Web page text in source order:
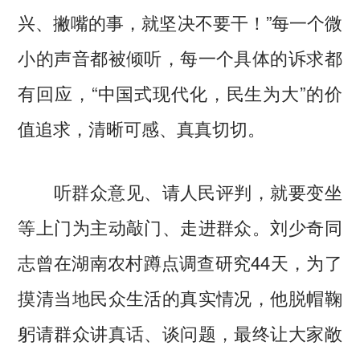
兴、撇嘴的事，就坚决不要干！”每一个微
小的声音都被倾听，每一个具体的诉求都
有回应，“中国式现代化，民生为大”的价
值追求，清晰可感、真真切切。
听群众意见、请人民评判，就要变坐
等上门为主动敲门、走进群众。刘少奇同
志曾在湖南农村蹲点调查研究44天，为了
摸清当地民众生活的真实情况，他脱帽鞠
躬请群众讲真话、谈问题，最终让大家敞